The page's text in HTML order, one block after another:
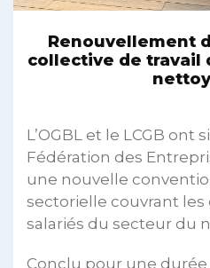
Renouvellement
collective de travail
L’OGBL et le LCGB ont
Fédération des
une nouvelle
sectorielle couvrant les
salariés du secteur du
Conclu pour une durée